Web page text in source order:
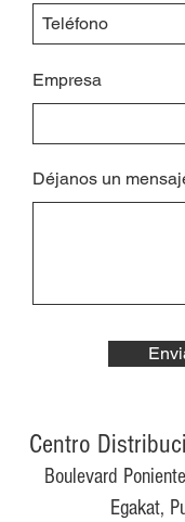
Empresa
Déjanos un
Centro
Boulevard
Egakat,